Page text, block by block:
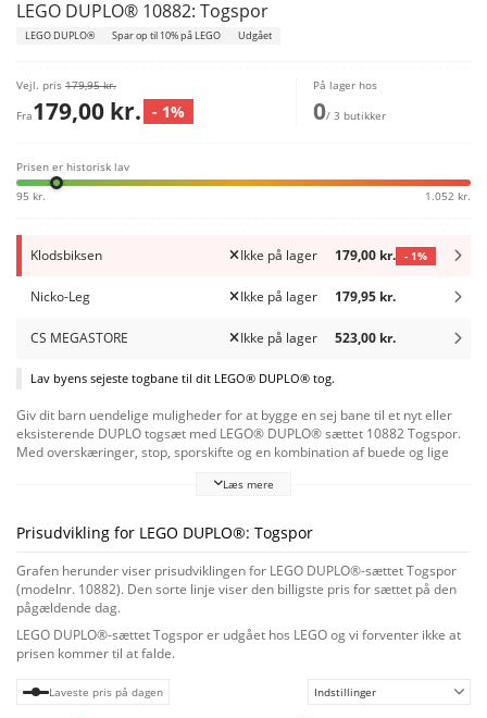
LEGO DUPLO® 10882: Togspor
LEGO DUPLO® Spar op til 10% på LEGO Udgået
Vejl. pris 179,95 kr.
Fra179,00 kr. - 1%
På lager hos
0/ 3 butikker
Prisen er historisk lav
95 kr. 1.052 kr.
Klodsbiksen Ikke på lager 179,00 kr. - 1%
Nicko-Leg Ikke på lager 179,95 kr.
CS MEGASTORE Ikke på lager 523,00 kr.
Lav byens sejeste togbane til dit LEGO® DUPLO® tog.
Giv dit barn uendelige muligheder for at bygge en sej bane til et nyt eller
eksisterende DUPLO togsæt med LEGO® DUPLO® sættet 10882 Togspor.
Med overskæringer, stop, sporskifte og en kombination af buede og lige
sætte den røde handlingsklods på sporet, så kompatible DUPLO tog, f.eks.
Læs mere
Prisudvikling for LEGO DUPLO®: Togspor
Grafen herunder viser prisudviklingen for LEGO DUPLO®-sættet Togspor
(modelnr. 10882). Den sorte linje viser den billigste pris for sættet på den
pågældende dag.
LEGO DUPLO®-sættet Togspor er udgået hos LEGO og vi forventer ikke at
prisen kommer til at falde.
Laveste pris på dagen Indstillinger